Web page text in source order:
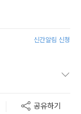
신간알림 신청
공유하기